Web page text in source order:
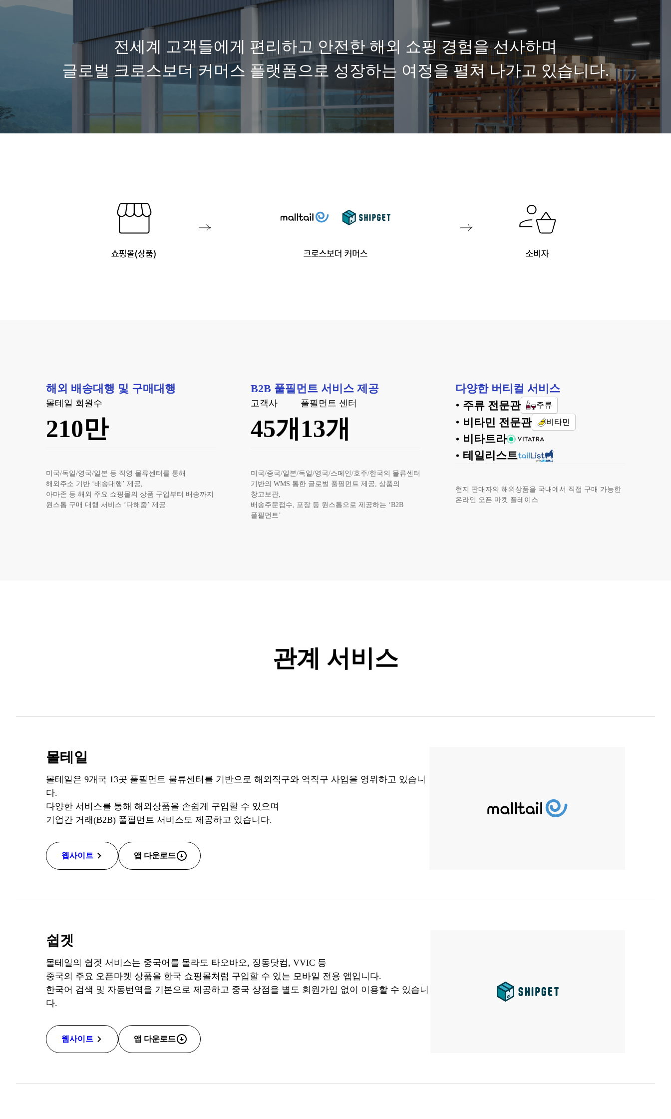
전세계 고객들에게 편리하고 안전한 해외 쇼핑 경험을 선사하며
글로벌 크로스보더 커머스 플랫폼으로 성장하는 여정을 펼쳐 나가고 있습니다.
해외 배송대행 및 구매대행
몰테일 회원수
210만
미국/독일/영국/일본 등 직영 물류센터를 통해
해외주소 기반 ‘배송대행’ 제공,
아마존 등 해외 주요 쇼핑몰의 상품 구입부터 배송까지
원스톱 구매 대행 서비스 ‘다해줌’ 제공
B2B 풀필먼트 서비스 제공
고객사
45개
풀필먼트 센터
13개
미국/중국/일본/독일/영국/스페인/호주/한국의 물류센터
기반의 WMS 통한 글로벌 풀필먼트 제공, 상품의
창고보관,
배송주문접수, 포장 등 원스톱으로 제공하는 ‘B2B
풀필먼트’
다양한 버티컬 서비스
주류 전문관
주류
비타민 전문관 비타민
비타트라
테일리스트
현지 판매자의 해외상품을 국내에서 직접 구매 가능한
온라인 오픈 마켓 플레이스
관계 서비스
몰테일
몰테일은 9개국 13곳 풀필먼트 물류센터를 기반으로 해외직구와 역직구 사업을 영위하고 있습니
다.
다양한 서비스를 통해 해외상품을 손쉽게 구입할 수 있으며
기업간 거래(B2B) 풀필먼트 서비스도 제공하고 있습니다.
웹사이트 앱 다운로드
쉽겟
몰테일의 쉽겟 서비스는 중국어를 몰라도 타오바오, 징동닷컴, VVIC 등
중국의 주요 오픈마켓 상품을 한국 쇼핑몰처럼 구입할 수 있는 모바일 전용 앱입니다.
한국어 검색 및 자동번역을 기본으로 제공하고 중국 상점을 별도 회원가입 없이 이용할 수 있습니
다.
웹사이트 앱 다운로드